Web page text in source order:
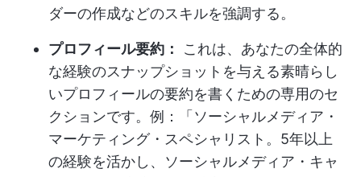
ダーの作成などのスキルを強調する。
プロフィール要約：
これは、あなたの全体的
な経験のスナップショットを与える素晴らし
いプロフィールの要約を書くための専用のセ
クションです。例：「ソーシャルメディア・
マーケティング・スペシャリスト。5年以上
の経験を活かし、ソーシャルメディア・キャ